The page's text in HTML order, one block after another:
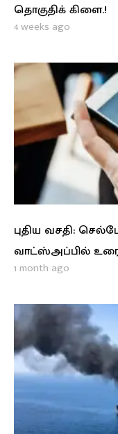
தொகுதிக் கிளை.!
4 weeks ago
புதிய வசதி:
வாட்ஸ்அப்பில்
1 month ago